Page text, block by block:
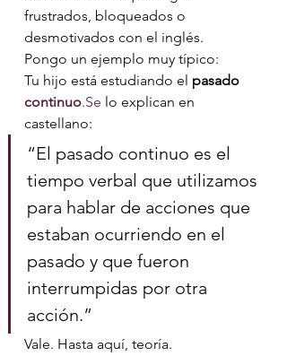
frustrados, bloqueados o
desmotivados con el inglés.
Pongo un ejemplo muy típico:
Tu hijo está estudiando el pasado
continuo.Se lo explican en
castellano:
“El pasado continuo es el
tiempo verbal que utilizamos
para hablar de acciones que
estaban ocurriendo en el
pasado y que fueron
interrumpidas por otra
acción.”
Vale. Hasta aquí, teoría.